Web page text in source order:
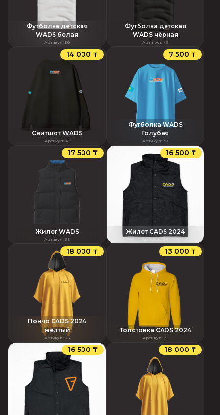
Футболка детская
WADS белая
Артикул: 50
Футболка детская
WADS чёрная
Артикул: 49
14 000 ₸
Свитшот WADS
Артикул: 41
7 500 ₸
Футболка WADS
Голубая
Артикул: 39
17 500 ₸
Жилет WADS
Артикул: 36
16 500 ₸
Жилет CADS 2024
Артикул 24
18 000 ₸
Пончо CADS 2024
жёлтый
Артикул: 23
13 000 ₸
Толстовка CADS 2024
Артикул: 21
16 500 ₸ 18 000 ₸